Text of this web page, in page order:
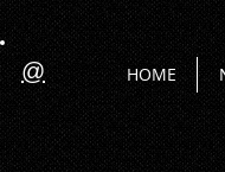
@ HOME